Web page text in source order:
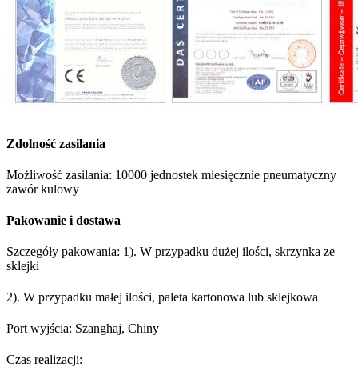
Zdolność zasilania
Możliwość zasilania: 10000 jednostek miesięcznie pneumatyczny
zawór kulowy
Pakowanie i dostawa
Szczegóły pakowania: 1). W przypadku dużej ilości, skrzynka ze
sklejki
2). W przypadku małej ilości, paleta kartonowa lub sklejkowa
Port wyjścia: Szanghaj, Chiny
Czas realizacji: